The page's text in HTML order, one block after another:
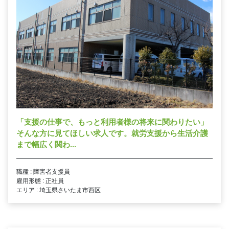
「支援の仕事で、もっと利用者様の将来に関わりたい」
そんな方に見てほしい求人です。就労支援から生活介護
まで幅広く関わ...
職種 : 障害者支援員
雇用形態 : 正社員
エリア : 埼玉県さいたま市西区